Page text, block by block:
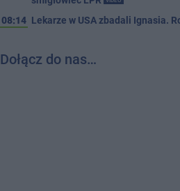
08:14 Lekarze w USA zbadali Ignasia.
Dołącz do nas…